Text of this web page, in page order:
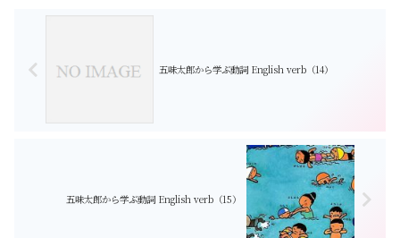
五味太郎から学ぶ動詞 English verb（14）
五味太郎から学ぶ動詞 English verb（15）